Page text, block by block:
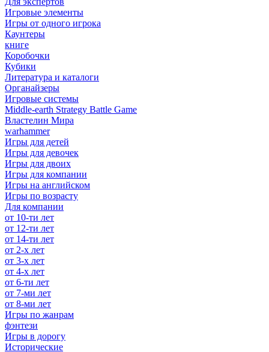
Игровые элементы
Игры от одного игрока
Каунтеры
книге
Коробочки
Кубики
Литература и каталоги
Органайзеры
Игровые системы
Middle-earth Strategy Battle Game
Властелин Мира
warhammer
Игры для детей
Игры для девочек
Игры для двоих
Игры для компании
Игры на английском
Игры по возрасту
Для компании
от 10-ти лет
от 12-ти лет
от 14-ти лет
от 2-х лет
от 3-х лет
от 4-х лет
от 6-ти лет
от 7-ми лет
от 8-ми лет
Игры по жанрам
фэнтези
Игры в дорогу
Исторические